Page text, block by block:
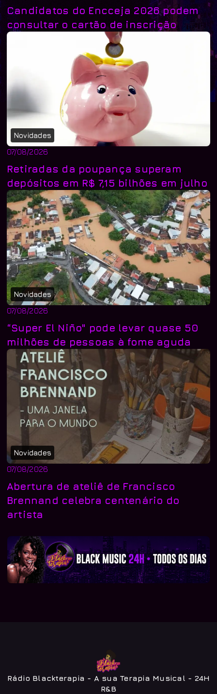
Candidatos do Encceja 2026 podem
consultar o cartão de inscrição
Novidades
07/08/2026
Retiradas da poupança superam
depósitos em R$ 7,15 bilhões em julho
Novidades
07/08/2026
“Super El Niño" pode levar quase 50
milhões de pessoas à fome aguda
Novidades
07/08/2026
Abertura de ateliê de Francisco
Brennand celebra centenário do
artista
Rádio Blackterapia - A sua Terapia Musical - 24H
R&B